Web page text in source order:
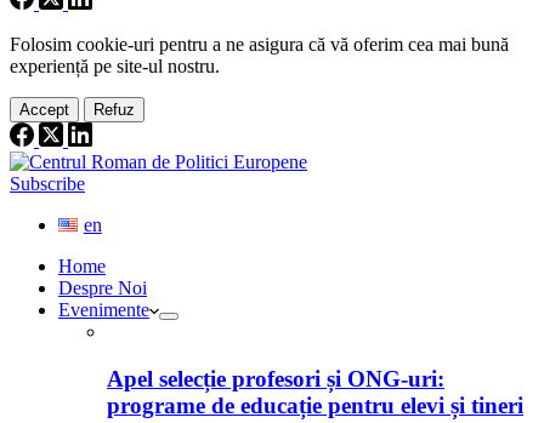
Folosim cookie-uri pentru a ne asigura că vă oferim cea mai bună
experiență pe site-ul nostru.
Accept Refuz
Subscribe
en
Home
Despre Noi
Evenimente
Apel selecție profesori și ONG-uri:
programe de educație pentru elevi și tineri